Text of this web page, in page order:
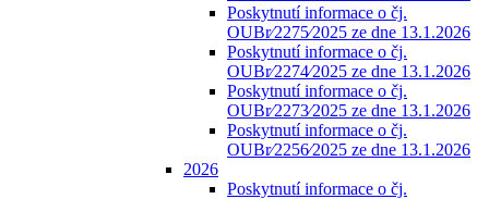
Poskytnutí informace o čj.
OUBr⁄2275⁄2025 ze dne 13.1.2026
Poskytnutí informace o čj.
OUBr⁄2274⁄2025 ze dne 13.1.2026
Poskytnutí informace o čj.
OUBr⁄2273⁄2025 ze dne 13.1.2026
Poskytnutí informace o čj.
OUBr⁄2256⁄2025 ze dne 13.1.2026
2026
Poskytnutí informace o čj.